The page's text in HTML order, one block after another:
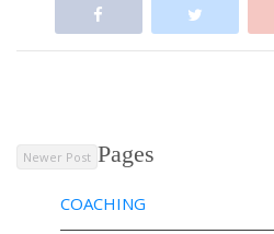
Newer Post Pages
COACHING